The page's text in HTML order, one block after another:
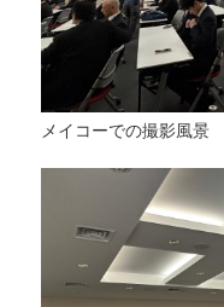
メイコーでの撮影風景